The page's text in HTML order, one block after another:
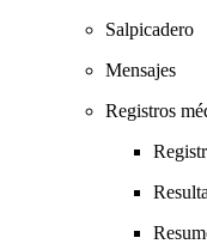
Salpicadero
Mensajes
Registros